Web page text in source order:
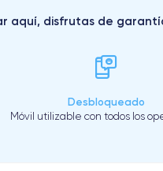
disfrutas de
Desbloqueado
Móvil utilizable con todos los